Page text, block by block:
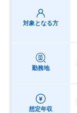
対象となる方
勤務地
想定年収